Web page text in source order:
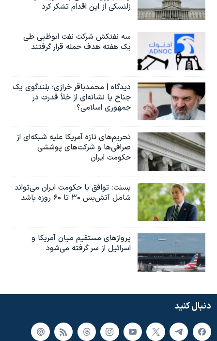
زلنسکی از این اقدام تشکر کرد
سه نفتکش شرکت نفت ابوظبی طی
یک هفته هدف حمله قرار گرفتند
دیدگاه | محمدباقر خرازی؛ بلندگوی یک
جناح یا نشانه‌ای از خلأ قدرت در
جمهوری اسلامی؟
تحریم‌های تازه آمریکا علیه شبکه‌ای از
صرافی‌ها و شرکت‌های پوششی
حکومت ایران
بسنت: توافق با حکومت ایران می‌تواند
شامل آتش‌بس ۳۰ تا ۶۰ روزه باشد
پروازهای مستقیم میان آمریکا و
اسرائیل از سر گرفته می‌شود
دنبال کنید